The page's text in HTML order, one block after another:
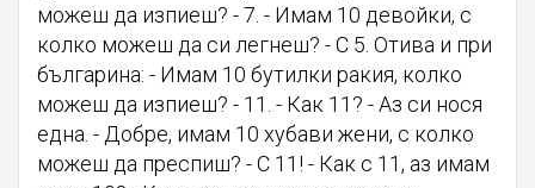
можеш да изпиеш? - 7. - Имам 10 девойки, с
колко можеш да си легнеш? - С 5. Отива и при
българина: - Имам 10 бутилки ракия, колко
можеш да изпиеш? - 11. - Как 11? - Аз си нося
една. - Добре, имам 10 хубави жени, с колко
можеш да преспиш? - С 11! - Как с 11, аз имам